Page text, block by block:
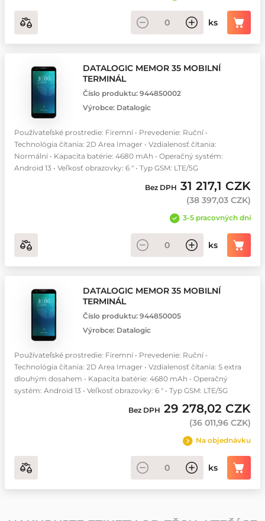
ks
DATALOGIC MEMOR 35 MOBILNÍ
TERMINÁL
Číslo produktu: 944850002
Výrobce: Datalogic
Používateľské prostredie: Firemní • Prevedenie: Ruční •
Technológia čítania: 2D Area Imager • Vzdialenosť čítania:
Normální • Kapacita batérie: 4680 mAh • Operačný systém:
Android 13 • Veľkosť obrazovky: 6 " • Typ GSM: LTE/5G
Bez DPH 31 217,1 CZK
(38 397,03 CZK)
3-5 pracovných dní
ks
DATALOGIC MEMOR 35 MOBILNÍ
TERMINÁL
Číslo produktu: 944850005
Výrobce: Datalogic
Používateľské prostredie: Firemní • Prevedenie: Ruční •
Technológia čítania: 2D Area Imager • Vzdialenosť čítania: S extra
dlouhým dosahem • Kapacita batérie: 4680 mAh • Operačný
systém: Android 13 • Veľkosť obrazovky: 6 " • Typ GSM: LTE/5G
Bez DPH 29 278,02 CZK
(36 011,96 CZK)
Na objednávku
ks